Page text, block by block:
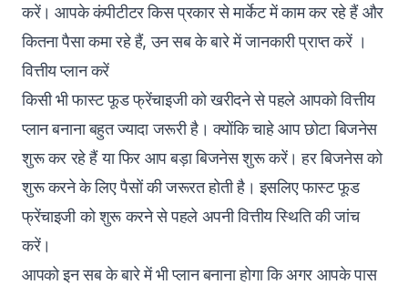
करें। आपके कंपीटीटर किस प्रकार से मार्केट में काम कर रहे हैं और
कितना पैसा कमा रहे हैं, उन सब के बारे में जानकारी प्राप्त करें ।
वित्तीय प्लान करें
किसी भी फास्ट फूड फ्रेंचाइजी को खरीदने से पहले आपको वित्तीय
प्लान बनाना बहुत ज्यादा जरूरी है। क्योंकि चाहे आप छोटा बिजनेस
शुरू कर रहे हैं या फिर आप बड़ा बिजनेस शुरू करें। हर बिजनेस को
शुरू करने के लिए पैसों की जरूरत होती है। इसलिए फास्ट फूड
फ्रेंचाइजी को शुरू करने से पहले अपनी वित्तीय स्थिति की जांच
करें।
आपको इन सब के बारे में भी प्लान बनाना होगा कि अगर आपके पास